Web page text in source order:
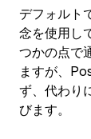
デフォルト
念を使用し
つかの点で
ますが、
ず、代わり
びます。